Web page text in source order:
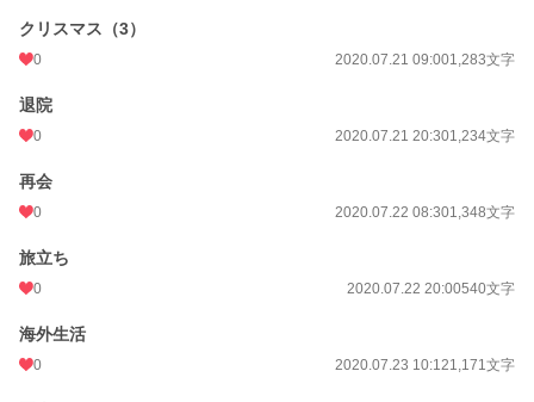
クリスマス（3）
0 2020.07.21 09:001,283文字
退院
0 2020.07.21 20:301,234文字
再会
0 2020.07.22 08:301,348文字
旅立ち
0 2020.07.22 20:00540文字
海外生活
0 2020.07.23 10:121,171文字